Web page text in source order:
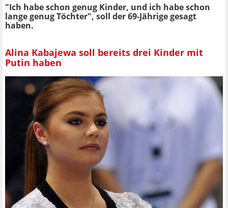
"Ich habe schon genug Kinder, und ich habe schon
lange genug Töchter", soll der 69-Jährige gesagt
haben.
Alina Kabajewa soll bereits drei Kinder mit
Putin haben